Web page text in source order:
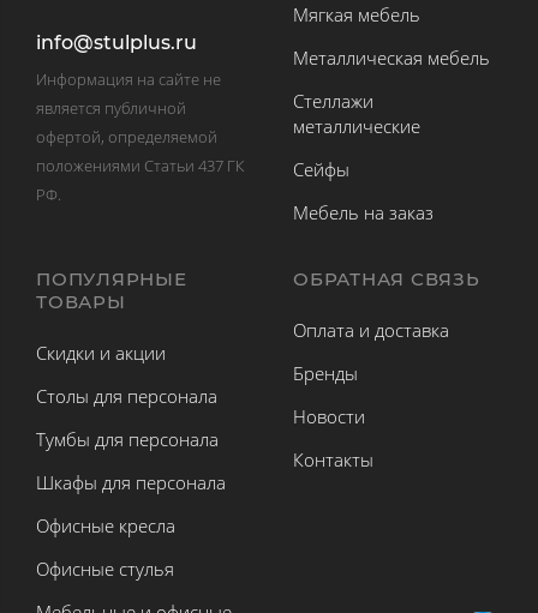
info@stulplus.ru
Информация на сайте не
является публичной
офертой, определяемой
положениями Статьи 437 ГК
РФ.
Мягкая мебель
Металлическая мебель
Стеллажи
металлические
Сейфы
Мебель на заказ
ПОПУЛЯРНЫЕ
ТОВАРЫ
Скидки и акции
Столы для персонала
Тумбы для персонала
Шкафы для персонала
Офисные кресла
Офисные стулья
ОБРАТНАЯ СВЯЗЬ
Оплата и доставка
Бренды
Новости
Контакты